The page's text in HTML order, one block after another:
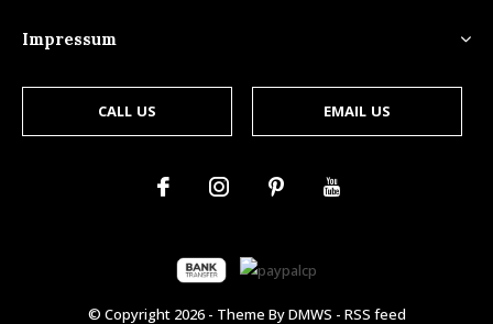
Impressum
CALL US EMAIL US
© Copyright 2026- Theme ByDMWS - RSS feed